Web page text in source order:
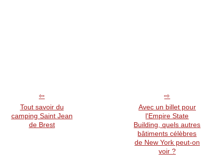
Tout savoir du
camping Saint Jean
de Brest
Avec un billet pour
l'Empire State
Building, quels autres
bâtiments célèbres
de New York peut-on
voir ?